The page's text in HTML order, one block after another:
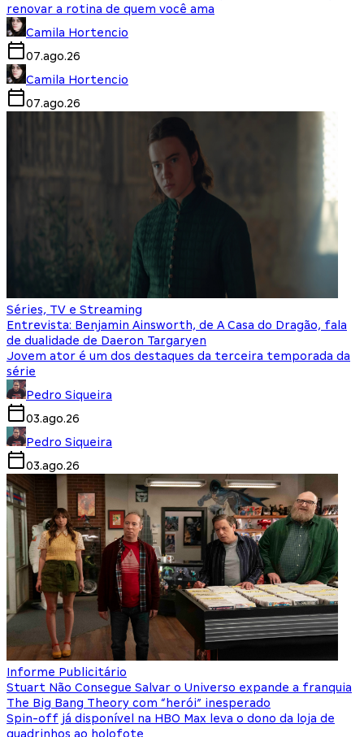
renovar a rotina de quem você ama
Camila Hortencio
07.ago.26
Camila Hortencio
07.ago.26
Séries, TV e Streaming
Entrevista: Benjamin Ainsworth, de A Casa do Dragão, fala
de dualidade de Daeron Targaryen
Jovem ator é um dos destaques da terceira temporada da
série
Pedro Siqueira
03.ago.26
Pedro Siqueira
03.ago.26
Informe Publicitário
Stuart Não Consegue Salvar o Universo expande a franquia
The Big Bang Theory com “herói” inesperado
Spin-off já disponível na HBO Max leva o dono da loja de
quadrinhos ao holofote